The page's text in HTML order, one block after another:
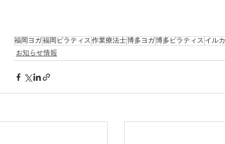
福岡ヨガ福岡ピラティス 作業療法士博多ヨガ博多ピラティス イルカ
お知らせ情報